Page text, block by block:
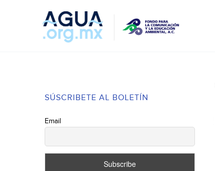
SÚSCRIBETE AL BOLETÍN
Email